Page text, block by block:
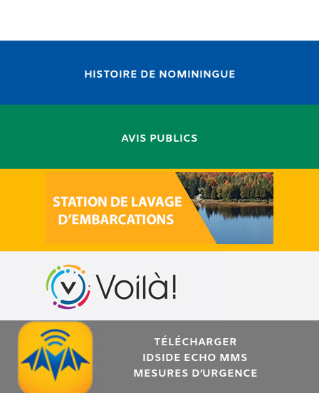
HISTOIRE DE NOMININGUE
AVIS PUBLICS
TÉLÉCHARGER
IDSIDE ECHO MMS
MESURES D’URGENCE